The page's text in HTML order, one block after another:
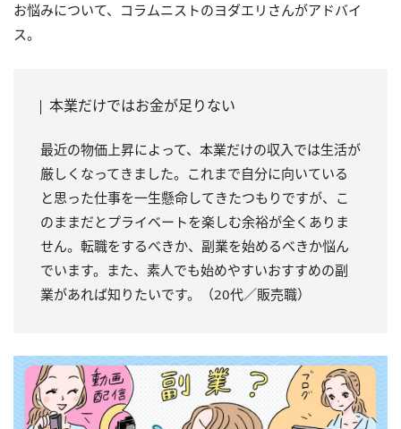
お悩みについて、コラムニストのヨダエリさんがアドバイ
ス。
本業だけではお金が足りない
最近の物価上昇によって、本業だけの収入では生活が
厳しくなってきました。これまで自分に向いている
と思った仕事を一生懸命してきたつもりですが、こ
のままだとプライベートを楽しむ余裕が全くありま
せん。転職をするべきか、副業を始めるべきか悩ん
でいます。また、素人でも始めやすいおすすめの副
業があれば知りたいです。（20代／販売職）